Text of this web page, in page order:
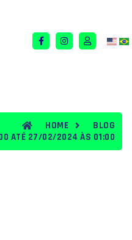
HOME
BLOG
ATÉ 27/02/2024 ÀS 01:00